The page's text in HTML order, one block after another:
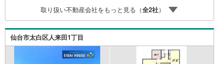
*・当日のご予約も承っております！お気軽にお電話下さ
い！・来社はもちろん、メールでのご相談、資料請求も大
歓迎です ⇒お電話に抵抗がある方も安心してお問い合わせ
ください
取り扱い不動産会社をもっと見る（全2社）
仙台市太白区人来田1丁目